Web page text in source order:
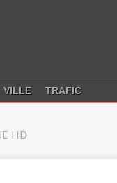
VILLE TRAFIC
HD